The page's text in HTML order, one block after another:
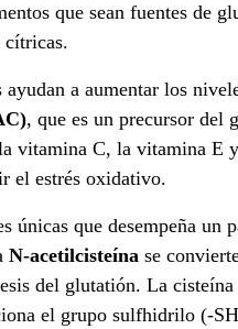
que sean fuentes de
cítricas.
a aumentar los
, que es un precursor del
vitamina C, la vitamina E
el estrés oxidativo.
únicas que desempeña un
N-acetilcisteína se
del glutatión. La cisteína
el grupo sulfhidrilo (-